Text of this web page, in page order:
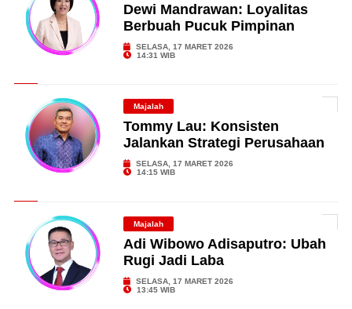
Dewi Mandrawan: Loyalitas
Berbuah Pucuk Pimpinan
SELASA, 17 MARET 2026
14:31 WIB
Majalah
Tommy Lau: Konsisten
Jalankan Strategi Perusahaan
SELASA, 17 MARET 2026
14:15 WIB
Majalah
Adi Wibowo Adisaputro: Ubah
Rugi Jadi Laba
SELASA, 17 MARET 2026
13:45 WIB